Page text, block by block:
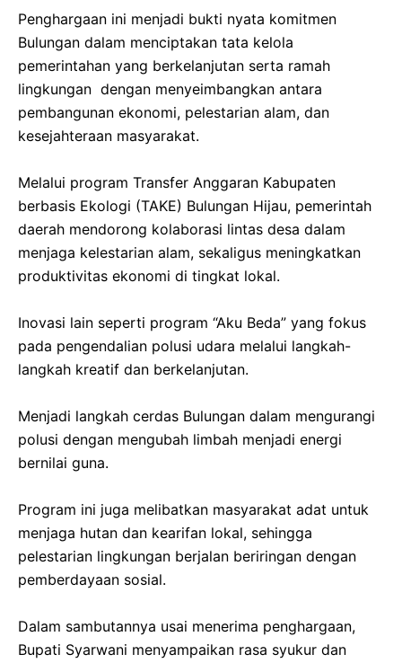
‎Penghargaan ini menjadi bukti nyata komitmen
Bulungan dalam menciptakan tata kelola
pemerintahan yang berkelanjutan serta ramah
lingkungan dengan menyeimbangkan antara
pembangunan ekonomi, pelestarian alam, dan
kesejahteraan masyarakat.
‎Melalui program Transfer Anggaran Kabupaten
berbasis Ekologi (TAKE) Bulungan Hijau, pemerintah
daerah mendorong kolaborasi lintas desa dalam
menjaga kelestarian alam, sekaligus meningkatkan
produktivitas ekonomi di tingkat lokal.
‎Inovasi lain seperti program “Aku Beda” yang fokus
pada pengendalian polusi udara melalui langkah-
langkah kreatif dan berkelanjutan.
‎Menjadi langkah cerdas Bulungan dalam mengurangi
polusi dengan mengubah limbah menjadi energi
bernilai guna.
‎Program ini juga melibatkan masyarakat adat untuk
menjaga hutan dan kearifan lokal, sehingga
pelestarian lingkungan berjalan beriringan dengan
pemberdayaan sosial.
‎Dalam sambutannya usai menerima penghargaan,
Bupati Syarwani menyampaikan rasa syukur dan